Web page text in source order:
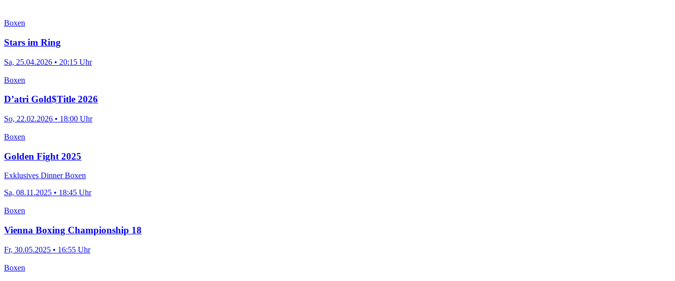
Boxen
Stars im Ring
Sa, 25.04.2026 • 20:15 Uhr
Boxen
D’atri Gold$Title 2026
So, 22.02.2026 • 18:00 Uhr
Boxen
Golden Fight 2025
Exklusives Dinner Boxen
Sa, 08.11.2025 • 18:45 Uhr
Boxen
Vienna Boxing Championship 18
Fr, 30.05.2025 • 16:55 Uhr
Boxen